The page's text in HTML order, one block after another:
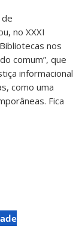
no XXXI
nos
comum”, que
informacional
como uma
Fica